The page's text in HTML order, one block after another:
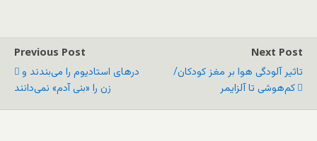
Previous Post
درهای استادیوم را می‌بندند و
زن را «بنی آدم» نمی‌دانند
Next Post
تاثیر آلودگی هوا بر مغز کودکان/
کم‌هوشی تا آلزایمر